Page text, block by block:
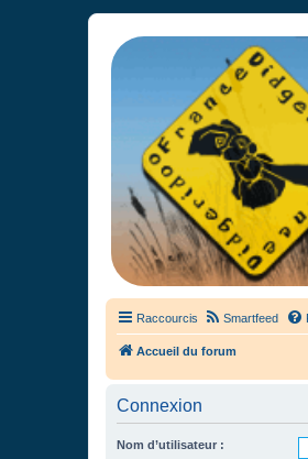
France Didgeridoo
Didgeridoo et Guimbarde sur
Raccourcis Smartfeed
Accueil du forum
Connexion
Nom d’utilisateur :